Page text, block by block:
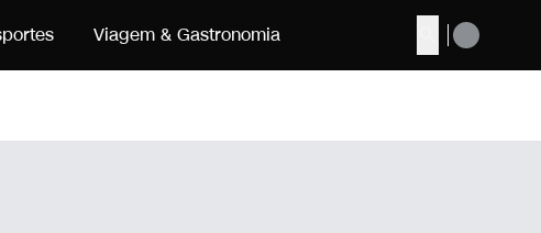
Buscar
Viagem & Gastronomia